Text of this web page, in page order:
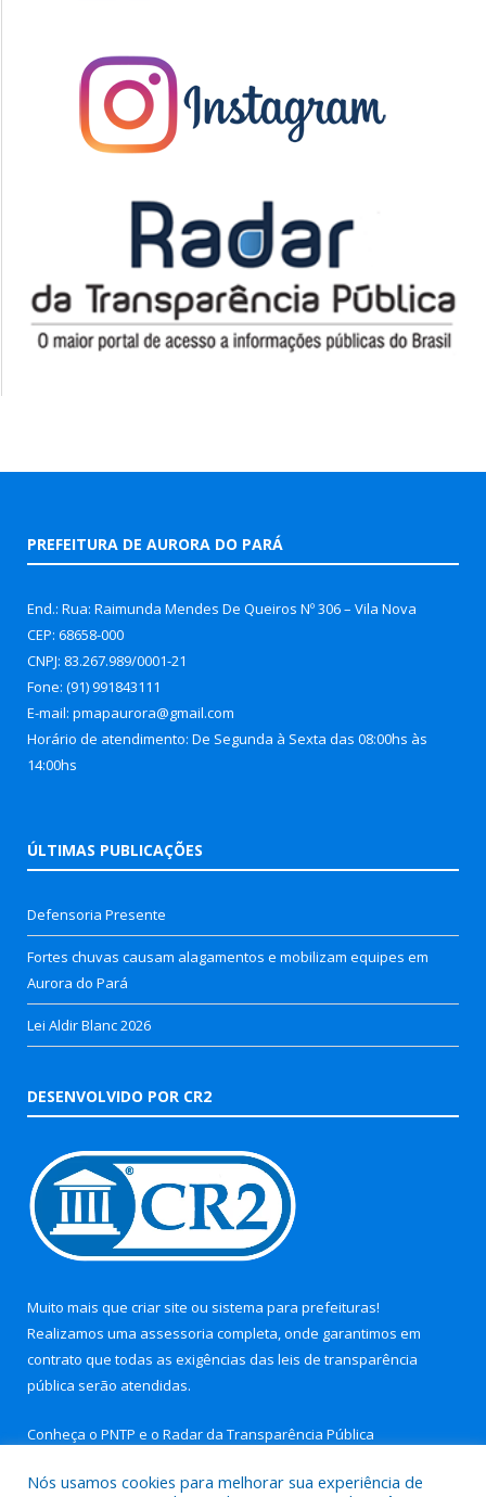
PREFEITURA DE AURORA DO PARÁ
End.: Rua: Raimunda Mendes De Queiros Nº 306 – Vila Nova
CEP: 68658-000
CNPJ: 83.267.989/0001-21
Fone: (91) 991843111
E-mail: pmapaurora@gmail.com
Horário de atendimento: De Segunda à Sexta das 08:00hs às
14:00hs
ÚLTIMAS PUBLICAÇÕES
Defensoria Presente
Fortes chuvas causam alagamentos e mobilizam equipes em
Aurora do Pará
Lei Aldir Blanc 2026
DESENVOLVIDO POR CR2
Muito mais que criar site ou sistema para prefeituras!
Realizamos uma assessoria completa, onde garantimos em
contrato que todas as exigências das leis de transparência
pública serão atendidas.
Conheça o PNTP e o Radar da Transparência Pública
Nós usamos cookies para melhorar sua experiência de